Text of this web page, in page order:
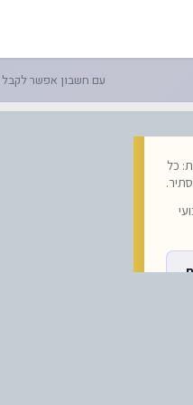
| ראיון
עם חשבון אפשר לקבל